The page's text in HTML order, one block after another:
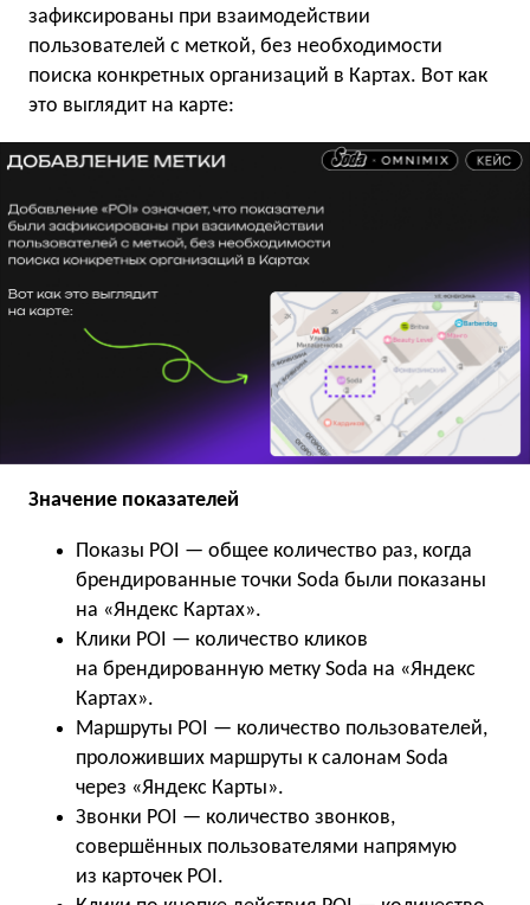
зафиксированы при взаимодействии
пользователей с меткой, без необходимости
поиска конкретных организаций в Картах. Вот как
это выглядит на карте:
Значение показателей
Показы POI — общее количество раз, когда
брендированные точки Soda были показаны
на «Яндекс Картах».
Клики POI — количество кликов
на брендированную метку Soda на «Яндекс
Картах».
Маршруты POI — количество пользователей,
проложивших маршруты к салонам Soda
через «Яндекс Карты».
Звонки POI — количество звонков,
совершённых пользователями напрямую
из карточек POI.